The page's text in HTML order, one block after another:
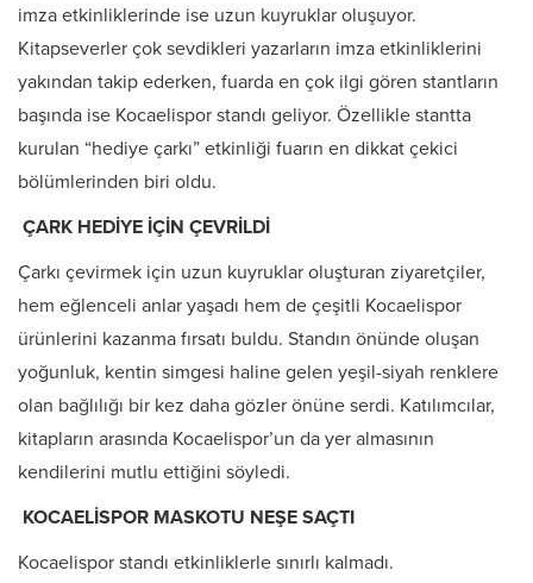
imza etkinliklerinde ise uzun kuyruklar oluşuyor.
Kitapseverler çok sevdikleri yazarların imza etkinliklerini
yakından takip ederken, fuarda en çok ilgi gören stantların
başında ise Kocaelispor standı geliyor. Özellikle stantta
kurulan “hediye çarkı” etkinliği fuarın en dikkat çekici
bölümlerinden biri oldu.
ÇARK HEDİYE İÇİN ÇEVRİLDİ
Çarkı çevirmek için uzun kuyruklar oluşturan ziyaretçiler,
hem eğlenceli anlar yaşadı hem de çeşitli Kocaelispor
ürünlerini kazanma fırsatı buldu. Standın önünde oluşan
yoğunluk, kentin simgesi haline gelen yeşil-siyah renklere
olan bağlılığı bir kez daha gözler önüne serdi. Katılımcılar,
kitapların arasında Kocaelispor’un da yer almasının
kendilerini mutlu ettiğini söyledi.
KOCAELİSPOR MASKOTU NEŞE SAÇTI
Kocaelispor standı etkinliklerle sınırlı kalmadı.